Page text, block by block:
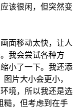
该很闲，但突然变
面移动太快，让人
我会尝试各种方
小了一下。我还添
片大小会更小，
境，所以我还是选
糙，但考虑到在手